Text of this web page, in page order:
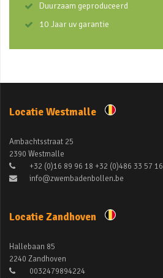
Duurzaam geproduceerd
10 Jaar uv garantie
Locatie Westmalle
Ambachtsstraat 25
2390 Westmalle
+32 (0)16 89 96 18 +32 (0)486 33 57 16
info@zwembadenbollen.be
Locatie Zandhoven
Hallebaan 85
2240 Zandhoven
0032479894224